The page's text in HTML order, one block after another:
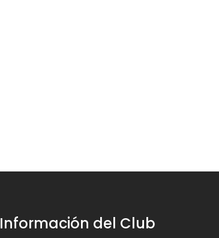
Información del Club